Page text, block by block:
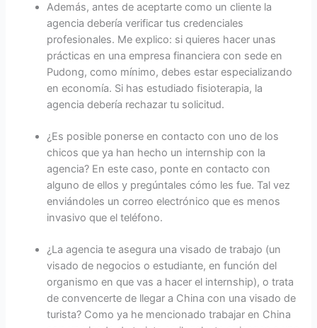
Además, antes de aceptarte como un cliente la
agencia debería verificar tus credenciales
profesionales. Me explico: si quieres hacer unas
prácticas en una empresa financiera con sede en
Pudong, como mínimo, debes estar especializando
en economía. Si has estudiado fisioterapia, la
agencia debería rechazar tu solicitud.
¿Es posible ponerse en contacto con uno de los
chicos que ya han hecho un internship con la
agencia? En este caso, ponte en contacto con
alguno de ellos y pregúntales cómo les fue. Tal vez
enviándoles un correo electrónico que es menos
invasivo que el teléfono.
¿La agencia te asegura una visado de trabajo (un
visado de negocios o estudiante, en función del
organismo en que vas a hacer el internship), o trata
de convencerte de llegar a China con una visado de
turista? Como ya he mencionado trabajar en China